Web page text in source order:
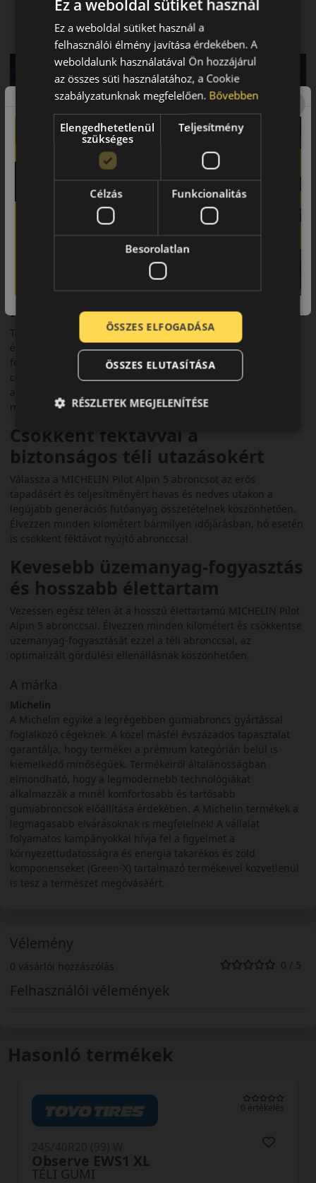
A csökkent féktávolsággal biztonságot nyújt hóval fedett
utakon
Kevesebb üzemanyag-fogyasztás és hosszabb élettartam
Abroncs, amely precizitást és
kontrollt biztosít havas és
nedves utakon
Tapasztalja meg autója nagy teljesítményéből eredő
életörömöt télen ezzel az abronccsal, amely fejlesztett
féktávolság és a vízenfutással szembeni növelt ellenállás
céljára lett kialakítva. A futómintázatnak köszönhetően az
abroncs tapadása a nedves és havas utakon kiváló, így
magabiztosan vezethet télen is.
Csökkent féktávval a
biztonságos téli utazásokért
Válassza a MICHELIN Pilot Alpin 5 abroncsot az erős
tapadásért és teljesítményért havas és nedves utakon a
legújabb generációs futóanyag összetételnek köszönhetően.
Élvezzen minden kilométert bármilyen időjárásban, hó esetén
is csökkent féktávot nyújtó abronccsal
Kevesebb üzemanyag-fogyasztás
és hosszabb élettartam
Vezessen egész télen át a hosszú élettartamú MICHELIN Pilot
Alpin 5 abronccsal. Élvezzen minden kilométert és csökkentse
üzemanyag-fogyasztását ezzel a téli abronccsal, az
optimalizált gördülési ellenállásnak köszönhetően.
A márka
Michelin
A Michelin egyike a legrégebben gumiabroncs gyártással
foglalkozó cégeknek. A közel másfél évszázados tapasztalat
garantálja, hogy termékei a prémium kategórián belül is
kiemelkedő minőségűek. Termékeiről általánosságban
elmondható, hogy a legmodernebb technológiákat
alkalmazzák a minél komfortosabb és tartósabb
gumiabroncsok előállítása érdekében. A Michelin termékek a
legmagasabb elvárásoknak is megfelelnek! A vállalat
folyamatos kampányokkal hívja fel a figyelmet a
környezettudatosságra és energia takarékos és zöld
komponenseket (Green-X) tartalmazó termékeivel közvetlenül
is tesz a természet megóvásáért.
Vélemény
0 vásárlói hozzászólás 0 / 5
Felhasználói vélemények
Hasonló termékek
0 értékelés
TÉLI GUMI
Observe EWS1 XL
Ez a weboldal sütiket használ
Ez a weboldal sütiket használ a
felhasználói élmény javítása érdekében. A
weboldalunk használatával Ön hozzájárul
az összes süti használatához, a Cookie
szabályzatunknak megfelelően. Bővebben
Elengedhetetlenül
szükséges
Teljesítmény
Célzás Funkcionalitás
Besorolatlan
ÖSSZES ELFOGADÁSA
ÖSSZES ELUTASÍTÁSA
RÉSZLETEK MEGJELENÍTÉSE